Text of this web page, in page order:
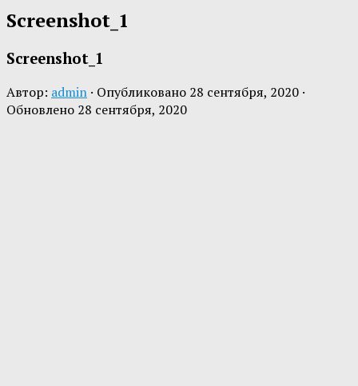
Screenshot_1
Screenshot_1
Автор: admin · Опубликовано 28 сентября, 2020 ·
Обновлено 28 сентября, 2020